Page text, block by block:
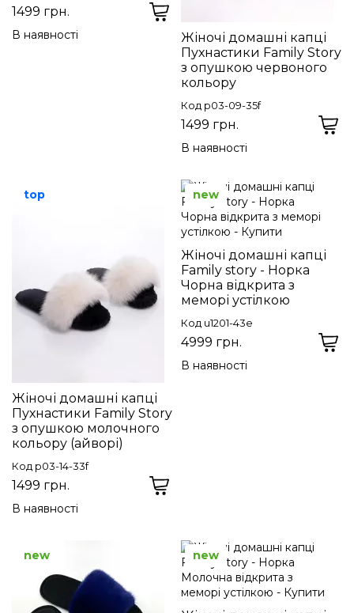
1499 грн.
В наявності
Жіночі домашні капці
Пухнастики Family Story
з опушкою червоного
кольору
Код p03-09-35f
1499 грн.
В наявності
Жіночі домашні капці
Пухнастики Family Story
з опушкою молочного
кольору (айворі)
Код p03-14-33f
1499 грн.
В наявності
top
Жіночі домашні капці
Family story - Норка
Чорна відкрита з
меморі устілкою
Код u1201-43e
4999 грн.
В наявності
new
new new